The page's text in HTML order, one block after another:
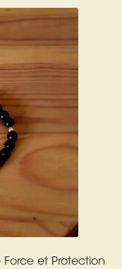
Force et Protection